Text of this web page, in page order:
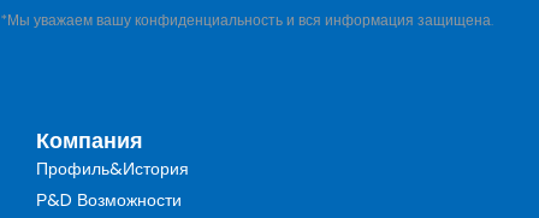
*Мы уважаем вашу конфиденциальность и вся информация защищена.
Компания
Профиль&История
Р&D Возможности